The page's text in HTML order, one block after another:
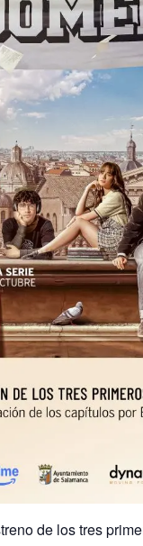
de los tres